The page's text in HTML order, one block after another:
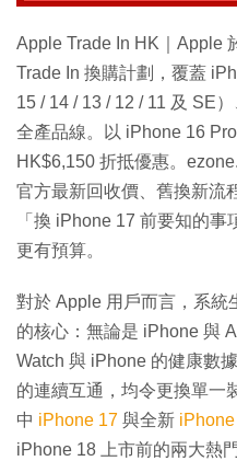
Apple Trade In HK｜Apple
Trade In 換購計劃，覆蓋
15 / 14 / 13 / 12 / 11 及 SE
全產品線。以 iPhone 16
HK$6,150 折抵優惠。
官方最新回收價、舊換新流
「換 iPhone 17 前要知的
更有預算。
對於 Apple 用戶而言，系統
的核心：無論是 iPhone 與
Watch 與 iPhone 的健康數
的連續互通，均令更換單一
中 iPhone 17 與全新
iPhone 18 上市前的兩大熱門